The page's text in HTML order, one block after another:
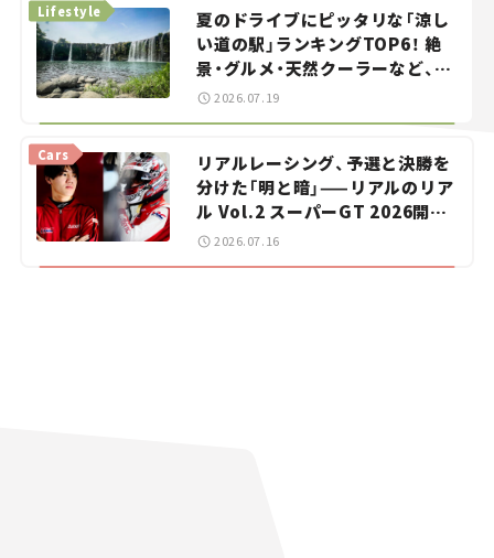
夏のドライブにピッタリな「涼し
い道の駅」ランキングTOP6！ 絶
景・グルメ・天然クーラーなど、避
暑におすすめのスポットを紹介
Lifestyle
2026.07.19
リアルレーシング、予選と決勝を
分けた「明と暗」——リアルのリア
ル Vol.2 スーパーGT 2026開幕
戦 岡山国際サーキット
Cars
2026.07.16